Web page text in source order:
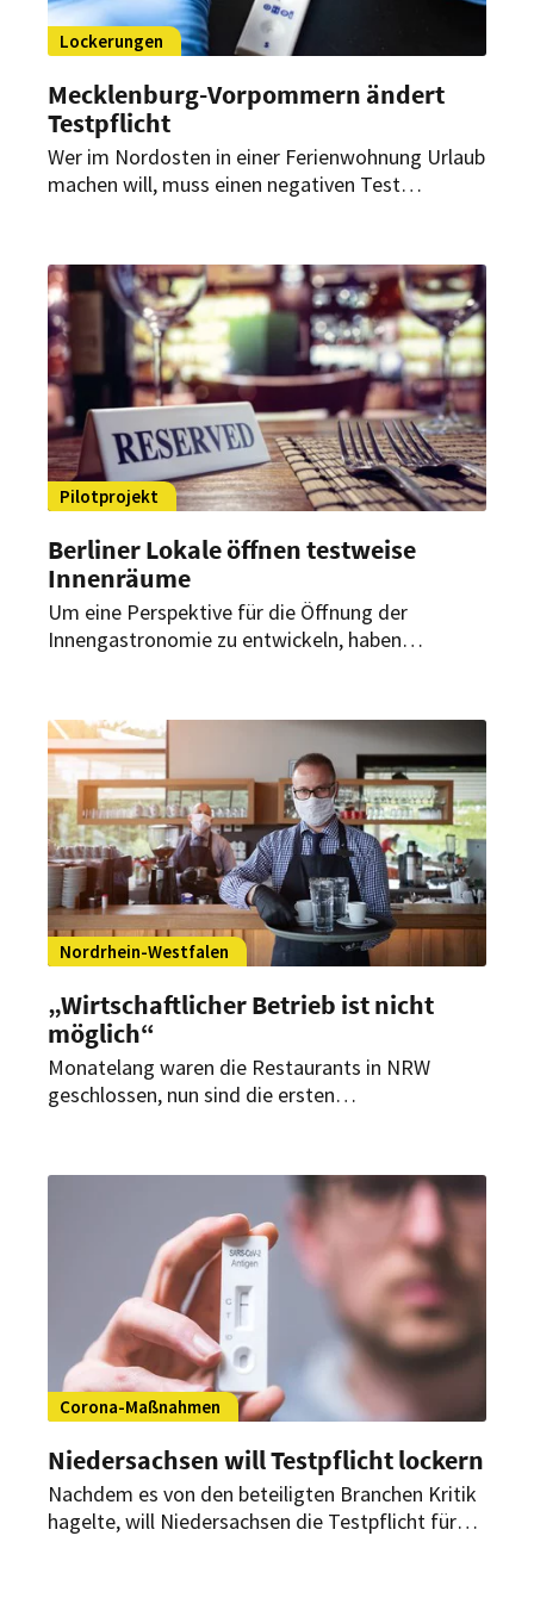
Lockerungen
Mecklenburg-Vorpommern ändert
Testpflicht
Wer im Nordosten in einer Ferienwohnung Urlaub
machen will, muss einen negativen Test
besuchen, bleibt die bisherige Regelung
allerdings bestehen.
Pilotprojekt
Berliner Lokale öffnen testweise
Innenräume
Um eine Perspektive für die Öffnung der
Innengastronomie zu entwickeln, haben
Umfrage ergab zunächst nur ein verhaltenes
Interesse bei den Gästen.
Nordrhein-Westfalen
„Wirtschaftlicher Betrieb ist nicht
möglich“
Monatelang waren die Restaurants in NRW
geschlossen, nun sind die ersten
Haare zu Berge stehen.
Corona-Maßnahmen
Niedersachsen will Testpflicht lockern
Nachdem es von den beteiligten Branchen Kritik
hagelte, will Niedersachsen die Testpflicht für